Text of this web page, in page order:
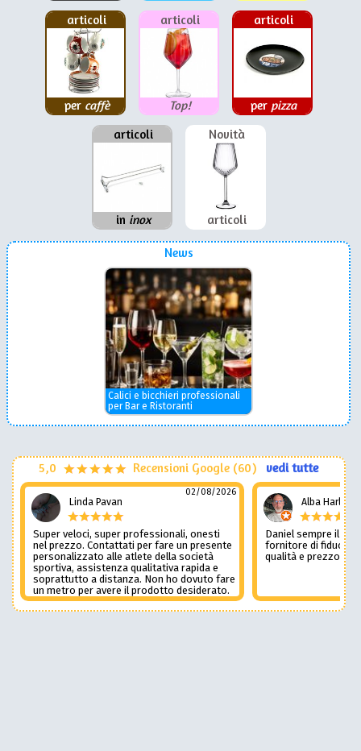
articoli
per caffè
articoli
Top!
articoli
per pizza
articoli
in inox
Novità
articoli
News
Calici e bicchieri professionali
per Bar e Ristoranti
5,0 Recensioni Google (60) vedi tutte
Linda Pavan
02/08/2026
Super veloci, super professionali, onesti
nel prezzo. Contattati per fare un presente
personalizzato alle atlete della società
sportiva, assistenza qualitativa rapida e
soprattutto a distanza. Non ho dovuto fare
un metro per avere il prodotto desiderato.
Una assistenza del genere è rara e
preziosa. Credo li contatterò ancora in
Alba Harley
Daniel sempre il
fornitore di fiducia
qualità e prezzo